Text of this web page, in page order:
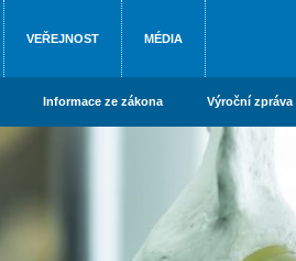
VEŘEJNOST MÉDIA
Informace ze zákona Výroční zpráva